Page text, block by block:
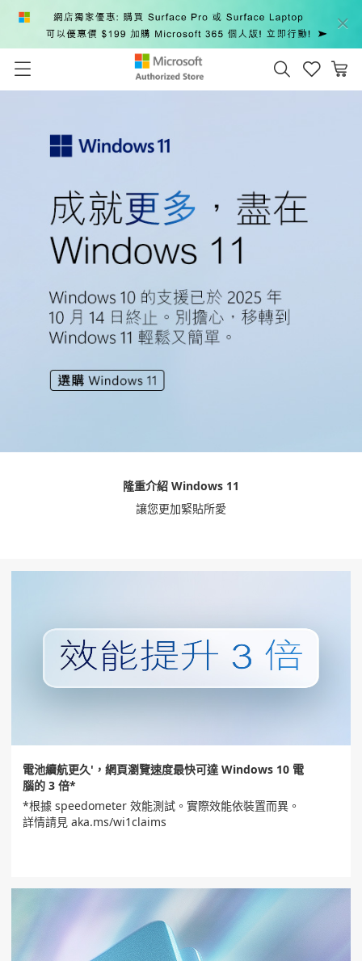
隆重介紹 Windows 11
讓您更加緊貼所愛
電池續航更久'，網頁瀏覽速度最快可達 Windows 10 電
腦的 3 倍*
*根據 speedometer 效能測試。實際效能依裝置而異。
詳情請見 aka.ms/wi1claims